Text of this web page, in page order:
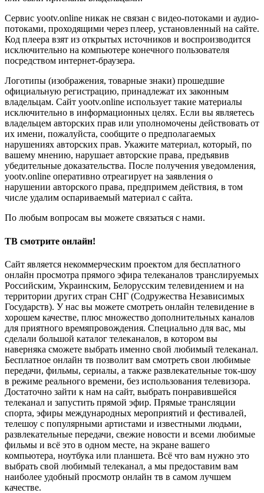
Сервис yootv.online никак не связан с видео-потоками и аудио-
потоками, проходящими через плеер, установленный на сайте.
Код плеера взят из открытых источников и воспроизводится
исключительно на компьютере конечного пользователя
посредством интернет-браузера.
Логотипы (изображения, товарные знаки) прошедшие
официальную регистрацию, принадлежат их законным
владельцам. Сайт yootv.online использует такие материалы
исключительно в информационных целях. Если вы являетесь
владельцем авторских прав или уполномочены действовать от
их имени, пожалуйста, сообщите о предполагаемых
нарушениях авторских прав. Укажите материал, который, по
вашему мнению, нарушает авторские права, предъявив
убедительные доказательства. После получения уведомления,
yootv.online оперативно отреагирует на заявления о
нарушении авторского права, предпримем действия, в том
числе удалим оспариваемый материал с сайта.
По любым вопросам вы можете связаться с нами.
ТВ смотрите онлайн!
Сайт является некоммерческим проектом для бесплатного
онлайн просмотра прямого эфира телеканалов транслируемых
Российским, Украинским, Белорусским телевидением и на
территории других стран СНГ (Содружества Независимых
Государств). У нас вы можете смотреть онлайн телевидение в
хорошем качестве, плюс множество дополнительных каналов
для приятного времяпровождения. Специально для вас, мы
сделали большой каталог телеканалов, в котором вы
наверняка сможете выбрать именно свой любимый телеканал.
Бесплатное онлайн тв позволит вам смотреть свои любимые
передачи, фильмы, сериалы, а также развлекательные ток-шоу
в режиме реального времени, без использования телевизора.
Достаточно зайти к нам на сайт, выбрать понравившейся
телеканал и запустить прямой эфир. Прямые трансляции
спорта, эфиры международных мероприятий и фестивалей,
телешоу с популярными артистами и известными людьми,
развлекательные передачи, свежие новости и всеми любимые
фильмы и всё это в одном месте, на экране вашего
компьютера, ноутбука или планшета. Всё что вам нужно это
выбрать свой любимый телеканал, а мы предоставим вам
наиболее удобный просмотр онлайн тв в самом лучшем
качестве.